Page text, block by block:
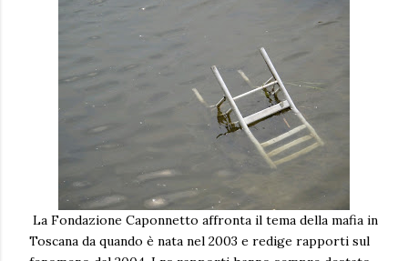
La Fondazione Caponnetto affronta il tema della mafia in
Toscana da quando è nata nel 2003 e redige rapporti sul